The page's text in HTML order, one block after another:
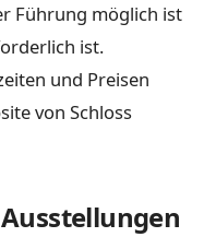
Führung möglich ist
ist.
und Preisen
von Schloss